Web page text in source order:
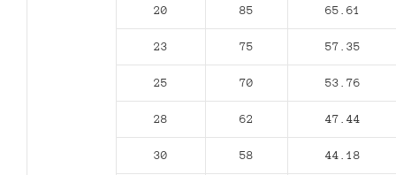
20 85 65.61
23 75 57.35
25 70 53.76
28 62 47.44
30 58 44.18